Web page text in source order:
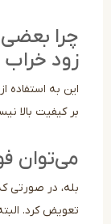
بعضی
خراب
به استفاده از فوم
کیفیت بالا نیست؛
فوم
در صورتی که اسکلت
کرد. البته بهتر